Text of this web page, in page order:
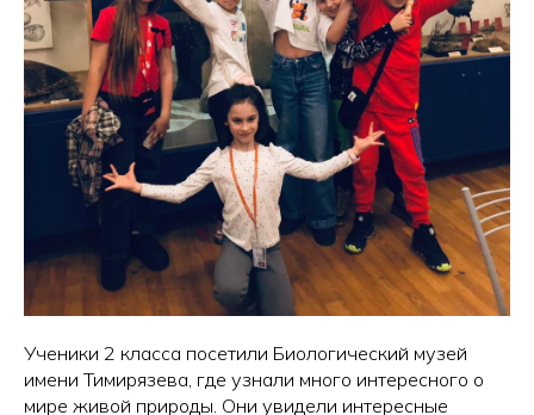
Ученики 2 класса посетили Биологический музей
имени Тимирязева, где узнали много интересного о
мире живой природы. Они увидели интересные